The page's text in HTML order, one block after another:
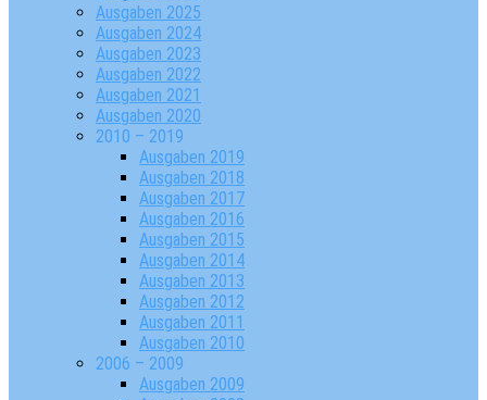
Ausgaben 2025
Ausgaben 2024
Ausgaben 2023
Ausgaben 2022
Ausgaben 2021
Ausgaben 2020
2010 – 2019
Ausgaben 2019
Ausgaben 2018
Ausgaben 2017
Ausgaben 2016
Ausgaben 2015
Ausgaben 2014
Ausgaben 2013
Ausgaben 2012
Ausgaben 2011
Ausgaben 2010
2006 – 2009
Ausgaben 2009